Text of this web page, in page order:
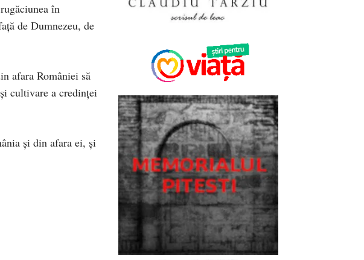
în
de Dumnezeu, de
afara României să
cultivare a credinței
și din afara ei, și